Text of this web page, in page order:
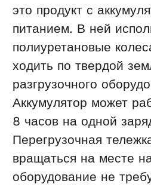
это продукт с
питанием. В ней
полиуретановые
ходить по твердой
разгрузочного
Аккумулятор может
8 часов на одной
Перегрузочная
вращаться на месте
оборудование не